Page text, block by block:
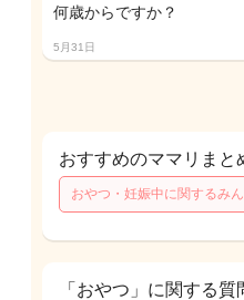
何歳からですか？
5月31日
おすすめのママリまと
おやつ・妊娠中に関するみ
「おやつ」に関する質